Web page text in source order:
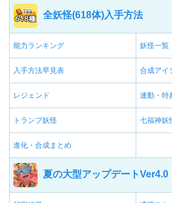
全妖怪(618体)入手方法
能力ランキング 妖怪一覧
入手方法早見表 合成アイ
レジェンド 連動・特
トランプ妖怪 七福神妖
進化・合成まとめ
夏の大型アップデートVer4.0